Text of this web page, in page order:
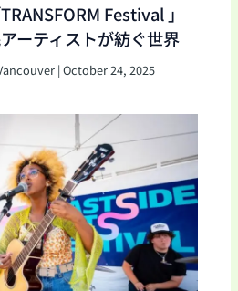
Festival 」
ーティストが紡ぐ世界
|October 24, 2025